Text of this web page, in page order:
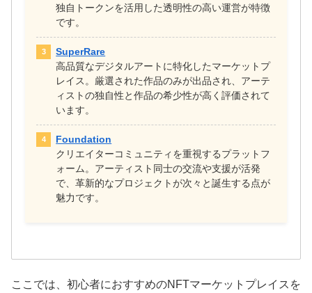
独自トークンを活用した透明性の高い運営が特徴
です。
SuperRare
高品質なデジタルアートに特化したマーケットプ
レイス。厳選された作品のみが出品され、アーテ
ィストの独自性と作品の希少性が高く評価されて
います。
Foundation
クリエイターコミュニティを重視するプラットフ
ォーム。アーティスト同士の交流や支援が活発
で、革新的なプロジェクトが次々と誕生する点が
魅力です。
ここでは、初心者におすすめのNFTマーケットプレイスを